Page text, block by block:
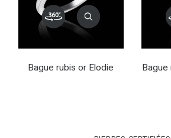
Bague rubis or Elodie Bague